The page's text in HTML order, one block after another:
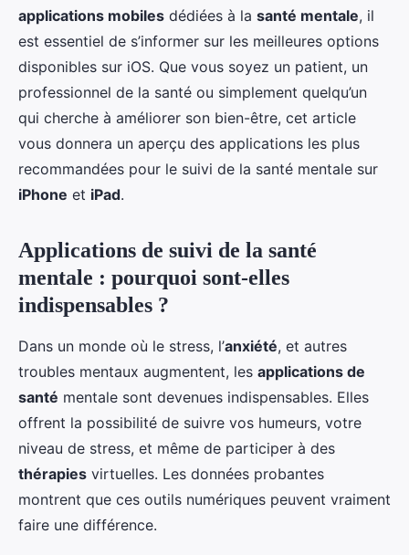
Sandro•29 août 2024•7 min de lecture
applications mobiles dédiées à la santé mentale, il
est essentiel de s’informer sur les meilleures options
disponibles sur iOS. Que vous soyez un patient, un
professionnel de la santé ou simplement quelqu’un
qui cherche à améliorer son bien-être, cet article
vous donnera un aperçu des applications les plus
recommandées pour le suivi de la santé mentale sur
iPhone et iPad.
Applications de suivi de la santé
mentale : pourquoi sont-elles
indispensables ?
Dans un monde où le stress, l’anxiété, et autres
troubles mentaux augmentent, les applications de
santé mentale sont devenues indispensables. Elles
offrent la possibilité de suivre vos humeurs, votre
niveau de stress, et même de participer à des
thérapies virtuelles. Les données probantes
montrent que ces outils numériques peuvent vraiment
faire une différence.